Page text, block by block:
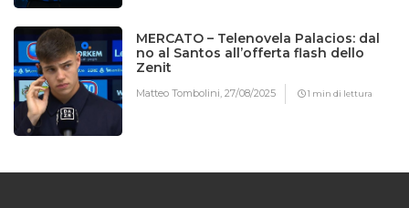
MERCATO – Telenovela Palacios: dal
no al Santos all’offerta flash dello
Zenit
Matteo Tombolini,27/08/2025 1 min di lettura